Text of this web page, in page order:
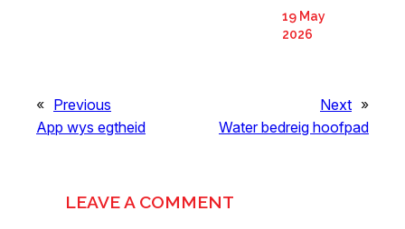
19 May
2026
« Previous
App wys egtheid
Next »
Water bedreig hoofpad
LEAVE A COMMENT